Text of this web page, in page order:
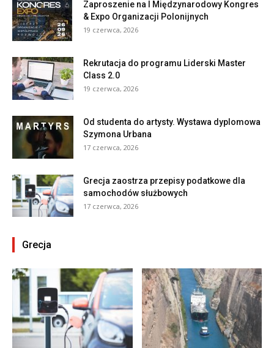
Zaproszenie na I Międzynarodowy Kongres
& Expo Organizacji Polonijnych
19 czerwca, 2026
Rekrutacja do programu Liderski Master
Class 2.0
19 czerwca, 2026
Od studenta do artysty. Wystawa dyplomowa
Szymona Urbana
17 czerwca, 2026
Grecja zaostrza przepisy podatkowe dla
samochodów służbowych
17 czerwca, 2026
Grecja